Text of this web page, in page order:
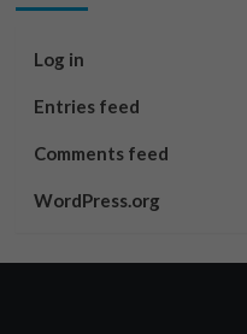
Log in
Entries feed
Comments feed
WordPress.org